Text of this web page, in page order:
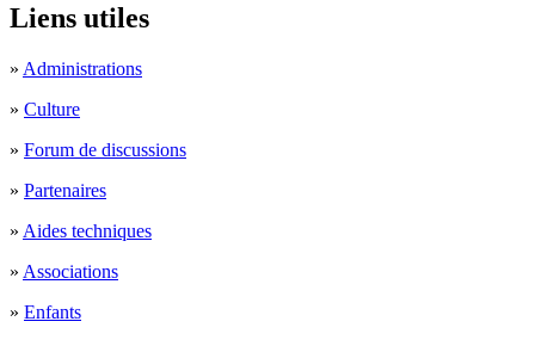
Liens utiles
» Administrations
» Culture
» Forum de discussions
» Partenaires
» Aides techniques
» Associations
» Enfants